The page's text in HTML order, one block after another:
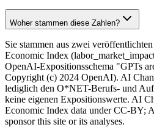
Woher stammen diese Zahlen?
Sie stammen aus zwei
Economic Index
OpenAI-Expositionsschema "GPTs
Copyright (c) 2024 OpenAI). AI
lediglich den O*NET-Berufs- und
keine eigenen Expositionswerte. AI
Economic Index data under CC-BY;
sponsor this site or its analyses.